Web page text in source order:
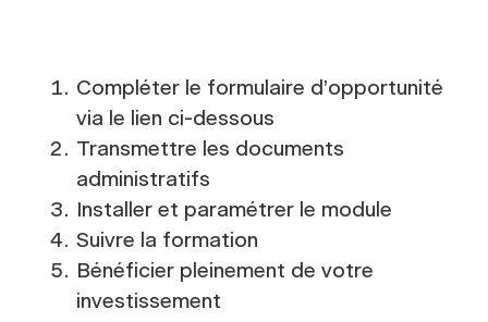
Compléter le formulaire d’opportunité
via le lien ci-dessous
Transmettre les documents
administratifs
Installer et paramétrer le module
Suivre la formation
Bénéficier pleinement de votre
investissement